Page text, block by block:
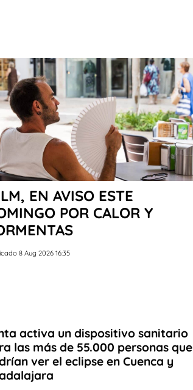
EN AVISO ESTE
POR CALOR Y
8 Aug 2026 16:35
activa un dispositivo sanitario
las más de 55.000 personas que
ver el eclipse en Cuenca y